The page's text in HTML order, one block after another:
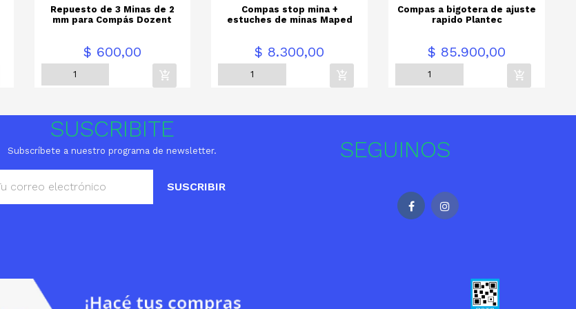
Repuesto de 3 Minas de 2
mm para Compás Dozent
$ 600,00
Compas stop mina +
estuches de minas Maped
$ 8.300,00
Compas a bigotera de ajuste
rapido Plantec
Precio$ 85.900,00
SUSCRIBITE
Subscríbete a nuestro programa de newsletter.
SUSCRIBIR
SEGUINOS